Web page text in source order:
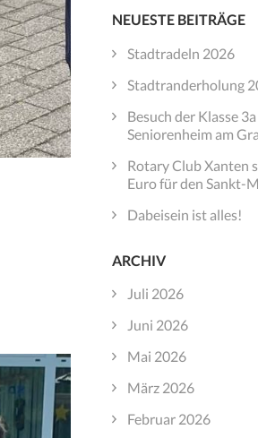
NEUESTE BEITRÄGE
Stadtradeln 2026
Stadtranderholung
Besuch der Klasse
Seniorenheim am
Rotary Club Xanten
Euro für den Sankt-
Dabeisein ist alles!
ARCHIV
Juli 2026
Juni 2026
Mai 2026
März 2026
Februar 2026